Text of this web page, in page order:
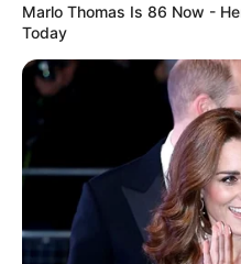
แสดงความเห็นบน Facebook
ดูดวงแม่นๆ ยอ
ดว
Marlo Thomas Is 86 Now -
Today